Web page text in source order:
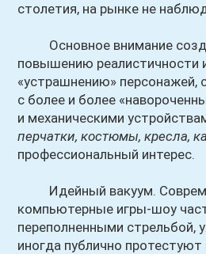
столетия, на рынке не
Основное внимание
повышению реалистичности
«устрашнению» персонажей,
с более и более
и механическими
перчатки, костюмы, кресла,
профессиональный интерес.
Идейный вакуум.
компьютерные игры-шоу
переполненными стрельбой,
иногда публично